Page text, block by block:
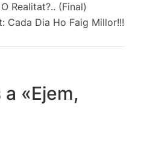
Realitat?.. (Final)
Cada Dia Ho Faig Millor!!!
«Ejem,